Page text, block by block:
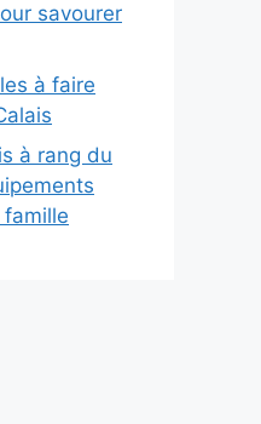
savourer
à faire
à rang du